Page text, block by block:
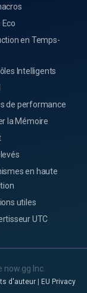
Eco
en Temps-
Intelligents
de performance
la Mémoire
en haute
utiles
UTC
Inc.
d'auteur EU Privacy